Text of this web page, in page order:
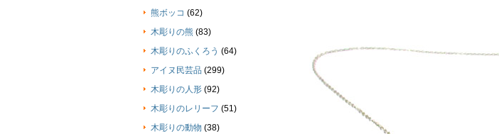
熊ボッコ (62)
木彫りの熊 (83)
木彫りのふくろう (64)
アイヌ民芸品 (299)
木彫りの人形 (92)
木彫りのレリーフ (51)
木彫りの動物 (38)